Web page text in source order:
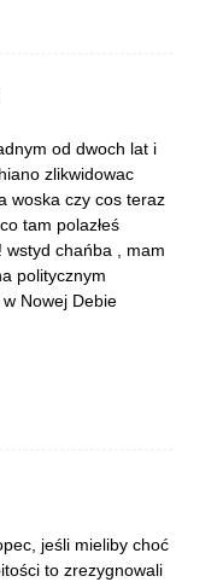
od dwoch lat i
zlikwidowac
woska czy cos teraz
tam polazłeś
wstyd chańba , mam
politycznym
Nowej Debie
jeśli mieliby choć
to zrezygnowali